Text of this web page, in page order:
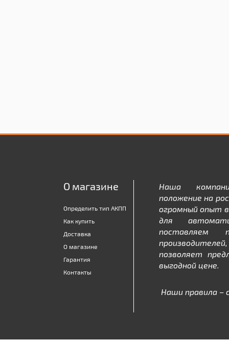
О магазине
Определить тип АКПП
Как купить
Доставка
О магазине
Гарантия
Контакты
Наша
положение на
огромный опыт
для
поставляем
позволяет
выгодной цене.
Наши правила –